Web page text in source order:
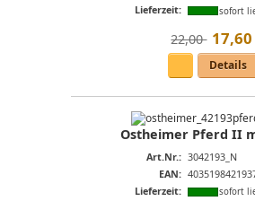
Lieferzeit: sofort
22,00  17,60
Details
Ostheimer Pferd II
Art.Nr.: 3042193_N
EAN:
Lieferzeit:
sofort